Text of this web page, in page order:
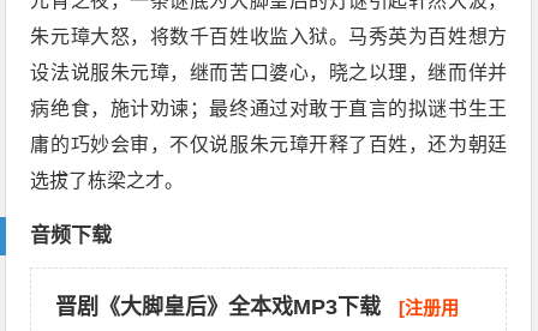
朱元璋大怒，将数千百姓收监入狱。马秀英为百姓想方
设法说服朱元璋，继而苦口婆心，晓之以理，继而佯并
病绝食，施计劝谏；最终通过对敢于直言的拟谜书生王
庸的巧妙会审，不仅说服朱元璋开释了百姓，还为朝廷
选拔了栋梁之才。
音频下载
晋剧《大脚皇后》全本戏MP3下载 [注册用